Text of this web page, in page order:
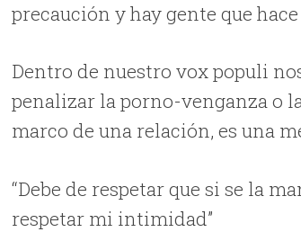
precaución y hay gente que hace
Dentro de nuestro vox populi
penalizar la porno-venganza o
marco de una relación, es una
“Debe de respetar que si se la
respetar mi intimidad”